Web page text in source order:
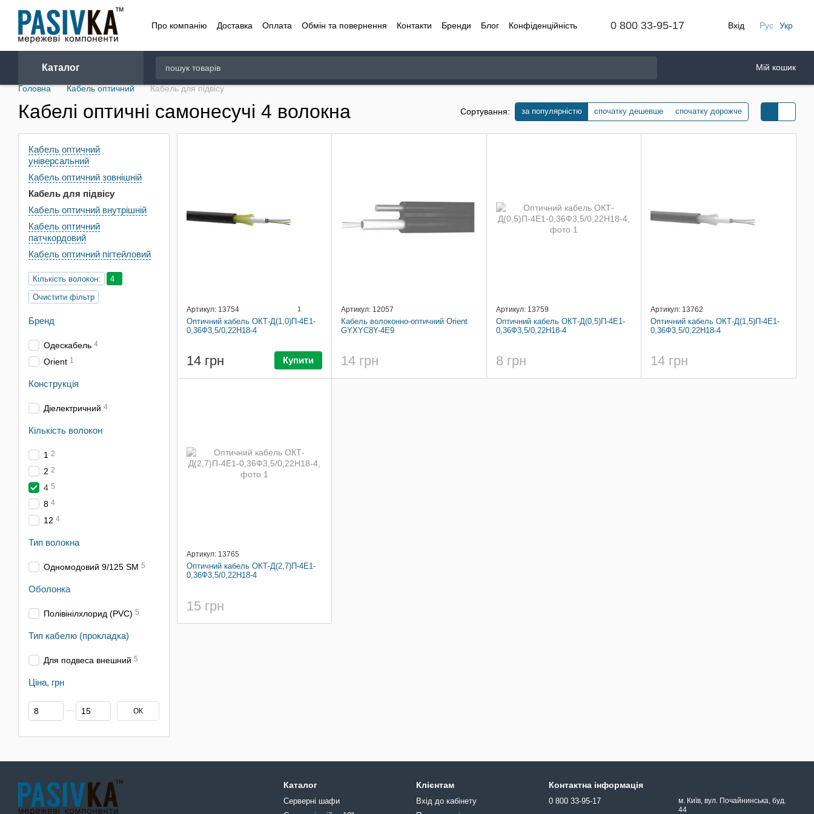
Перейти до основного контенту
Про компанію
Доставка Оплата Обмін та повернення Контакти Бренди Блог
Конфіденційність
0 800 33-95-17 Вхід Рус Укр
Каталог Мій кошик
Головна Кабель оптичний Кабель для підвісу
Кабелі оптичні самонесучі 4 волокна Сортування: за популярністю спочатку дешевше спочатку дорожче
Артикул: 13754 1
Оптичний кабель ОКТ-Д(1,0)П-4Е1-
0,36Ф3,5/0,22Н18-4
14 грн Купити
Артикул: 12057
Кабель волоконно-оптичний Orient
GYXYC8Y-4E9
14 грн
Артикул: 13759
Оптичний кабель ОКТ-Д(0,5)П-4Е1-
0,36Ф3,5/0,22Н18-4
8 грн
Артикул: 13762
Оптичний кабель ОКТ-Д(1,5)П-4Е1-
0,36Ф3,5/0,22Н18-4
14 грн
Артикул: 13765
Оптичний кабель ОКТ-Д(2,7)П-4Е1-
0,36Ф3,5/0,22Н18-4
15 грн
Кабель оптичний
універсальний
Кабель оптичний зовнішній
Кабель для підвісу
Кабель оптичний внутрішній
Кабель оптичний
патчкордовий
Кабель оптичний пігтейловий
Кількість волокон:
4
Очистити фільтр
Бренд
Одескабель 4
Orient 1
Конструкція
Діелектричний 4
Кількість волокон
1 2
2 2
4 5
8 4
12 4
Тип волокна
Одномодовий 9/125 SM 5
Оболонка
Полівінілхлорид (PVC) 5
Тип кабелю (прокладка)
Для подвеса внешний 5
Ціна, грн
Від Ціна, грн
До Ціна, грн ОК
Каталог
Серверні шафи
Клієнтам
Вхід до кабінету
Контактна інформація
0 800 33-95-17
м. Київ, вул. Почайнинська, буд.
44